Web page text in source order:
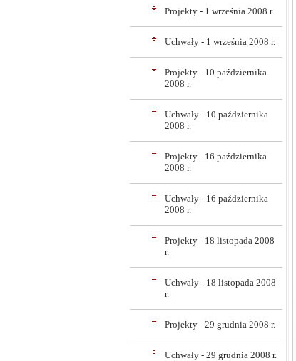
Projekty - 1 września 2008 r.
Uchwały - 1 września 2008 r.
Projekty - 10 października
2008 r.
Uchwały - 10 października
2008 r.
Projekty - 16 października
2008 r.
Uchwały - 16 października
2008 r.
Projekty - 18 listopada 2008
r.
Uchwały - 18 listopada 2008
r.
Projekty - 29 grudnia 2008 r.
Uchwały - 29 grudnia 2008 r.